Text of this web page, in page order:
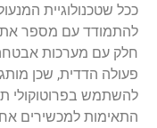
ככל שטכנולוגיית
להתמודד עם מספר
חלק עם מערכות אבטחה
פעולה הדדית, שכן
להשתמש בפרוטוקולי
התאימות למכשירים